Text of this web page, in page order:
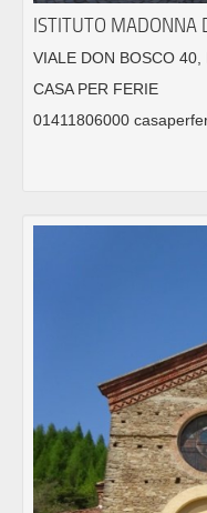
ISTITUTO MADONNA
VIALE DON BOSCO
CASA PER FERIE
01411806000